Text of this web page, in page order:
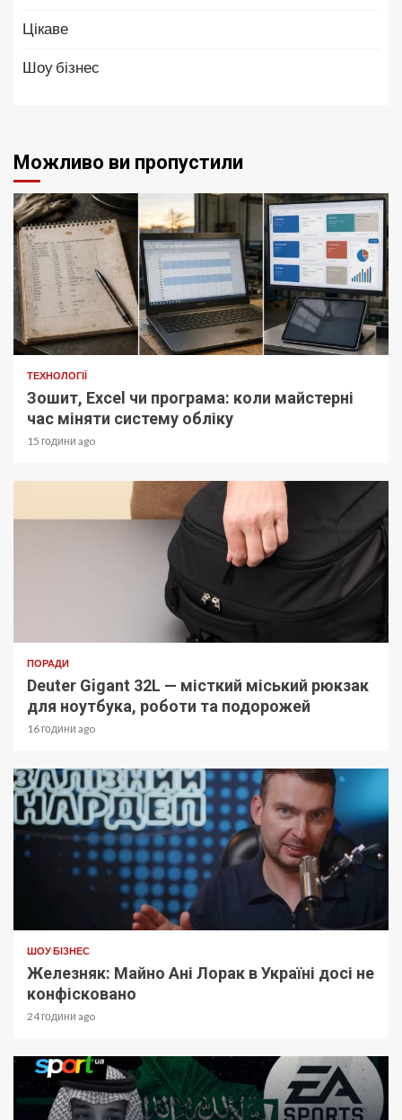
Цікаве
Шоу бізнес
Можливо ви пропустили
ТЕХНОЛОГІЇ
Зошит, Excel чи програма: коли майстерні
час міняти систему обліку
15 години ago
ПОРАДИ
Deuter Gigant 32L — місткий міський рюкзак
для ноутбука, роботи та подорожей
16 години ago
ШОУ БІЗНЕС
Железняк: Майно Ані Лорак в Україні досі не
конфісковано
24 години ago